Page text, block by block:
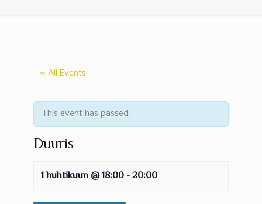
« All Events
This event has passed.
Duuris
1 huhtikuun @ 18:00- 20:00